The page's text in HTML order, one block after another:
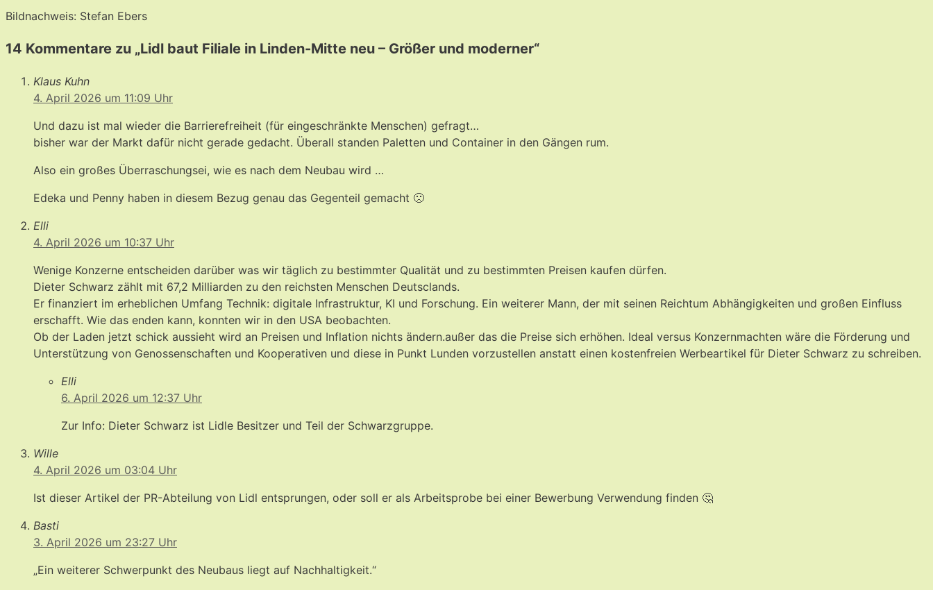
Bildnachweis: Stefan Ebers
14 Kommentare zu „Lidl baut Filiale in Linden-Mitte neu – Größer und moderner“
Klaus Kuhn
4. April 2026 um 11:09 Uhr
Und dazu ist mal wieder die Barrierefreiheit (für eingeschränkte Menschen) gefragt…
bisher war der Markt dafür nicht gerade gedacht. Überall standen Paletten und Container in den Gängen rum.
Also ein großes Überraschungsei, wie es nach dem Neubau wird …
Edeka und Penny haben in diesem Bezug genau das Gegenteil gemacht 🙁
Elli
4. April 2026 um 10:37 Uhr
Wenige Konzerne entscheiden darüber was wir täglich zu bestimmter Qualität und zu bestimmten Preisen kaufen dürfen.
Dieter Schwarz zählt mit 67,2 Milliarden zu den reichsten Menschen Deutsclands.
Er finanziert im erheblichen Umfang Technik: digitale Infrastruktur, KI und Forschung. Ein weiterer Mann, der mit seinen Reichtum Abhängigkeiten und großen Einfluss
erschafft. Wie das enden kann, konnten wir in den USA beobachten.
Ob der Laden jetzt schick aussieht wird an Preisen und Inflation nichts ändern.außer das die Preise sich erhöhen. Ideal versus Konzernmachten wäre die Förderung und
Unterstützung von Genossenschaften und Kooperativen und diese in Punkt Lunden vorzustellen anstatt einen kostenfreien Werbeartikel für Dieter Schwarz zu schreiben.
Elli
6. April 2026 um 12:37 Uhr
Zur Info: Dieter Schwarz ist Lidle Besitzer und Teil der Schwarzgruppe.
Wille
4. April 2026 um 03:04 Uhr
Ist dieser Artikel der PR-Abteilung von Lidl entsprungen, oder soll er als Arbeitsprobe bei einer Bewerbung Verwendung finden 🤔
Basti
3. April 2026 um 23:27 Uhr
„Ein weiterer Schwerpunkt des Neubaus liegt auf Nachhaltigkeit.“